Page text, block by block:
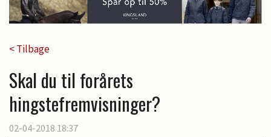
< Tilbage
Skal du til forårets
hingstefremvisninger?
02-04-2018 18:37